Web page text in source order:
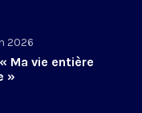
2026
Ma vie entière
»